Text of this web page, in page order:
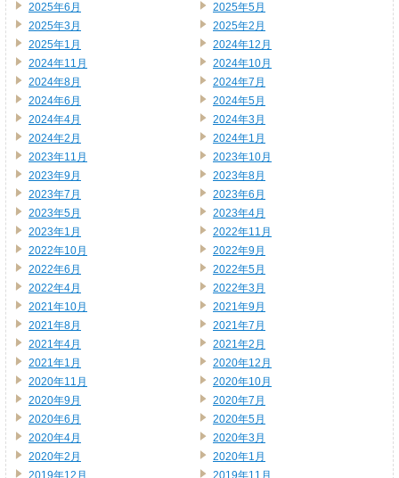
2025年6月
2025年5月
2025年3月
2025年2月
2025年1月
2024年12月
2024年11月
2024年10月
2024年8月
2024年7月
2024年6月
2024年5月
2024年4月
2024年3月
2024年2月
2024年1月
2023年11月
2023年10月
2023年9月
2023年8月
2023年7月
2023年6月
2023年5月
2023年4月
2023年1月
2022年11月
2022年10月
2022年9月
2022年6月
2022年5月
2022年4月
2022年3月
2021年10月
2021年9月
2021年8月
2021年7月
2021年4月
2021年2月
2021年1月
2020年12月
2020年11月
2020年10月
2020年9月
2020年7月
2020年6月
2020年5月
2020年4月
2020年3月
2020年2月
2020年1月